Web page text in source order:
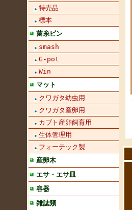
特売品
標本
菌糸ビン
smash
G-pot
Win
マット
クワガタ幼虫用
クワガタ産卵用
カブト産卵飼育用
生体管理用
フォーテック製
産卵木
エサ・エサ皿
容器
雑誌類